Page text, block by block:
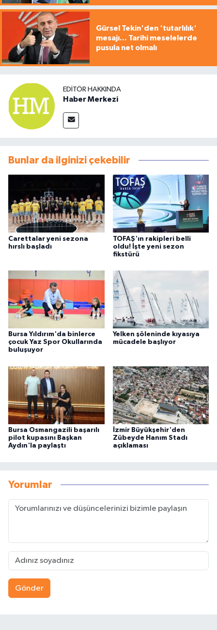
Gürsel Tekin'den 'tutarlılık'
mesajı... Tarihi meselelerde
pusula net olmalı
EDITÖR HAKKINDA
Haber Merkezi
Bunlar da ilginizi çekebilir
Carettalar yeni sezona
hırslı başladı
TOFAŞ'ın rakipleri belli
oldu! İşte yeni sezon
fikstürü
Bursa Yıldırım'da binlerce
çocuk Yaz Spor Okullarında
buluşuyor
Yelken şöleninde kıyasıya
mücadele başlıyor
Bursa Osmangazili başarılı
pilot kupasını Başkan
Aydın'la paylaştı
İzmir Büyükşehir'den
Zübeyde Hanım Stadı
açıklaması
Yorumlar
Gönder